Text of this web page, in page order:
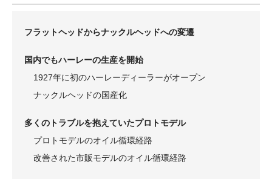
フラットヘッドからナックルヘッドへの変遷
国内でもハーレーの生産を開始
1927年に初のハーレーディーラーがオープン
ナックルヘッドの国産化
多くのトラブルを抱えていたプロトモデル
プロトモデルのオイル循環経路
改善された市販モデルのオイル循環経路